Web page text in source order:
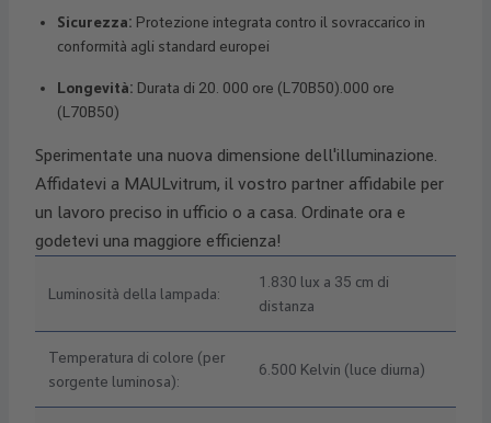
Sicurezza: Protezione integrata contro il sovraccarico in
conformità agli standard europei
Longevità: Durata di 20. 000 ore (L70B50).000 ore
(L70B50)
Sperimentate una nuova dimensione dell'illuminazione.
Affidatevi a MAULvitrum, il vostro partner affidabile per
un lavoro preciso in ufficio o a casa. Ordinate ora e
godetevi una maggiore efficienza!
Luminosità della lampada:
1.830 lux a 35 cm di
distanza
Temperatura di colore (per
sorgente luminosa):
6.500 Kelvin (luce diurna)